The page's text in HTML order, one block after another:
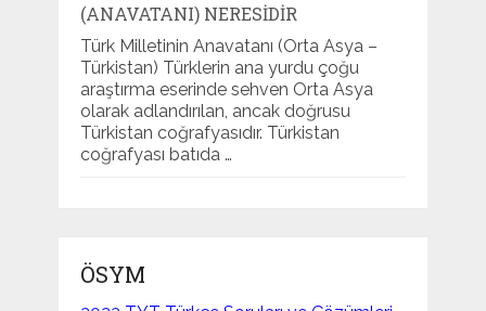
(ANAVATANI) NERESIDIR
Türk Milletinin Anavatanı (Orta Asya –
Türkistan) Türklerin ana yurdu çoğu
araştırma eserinde sehven Orta Asya
olarak adlandırılan, ancak doğrusu
Türkistan coğrafyasıdır. Türkistan
coğrafyası batıda …
ÖSYM